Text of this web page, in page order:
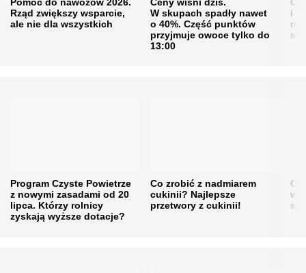
Rząd zwiększy wsparcie,
ale nie dla wszystkich
W skupach spadły nawet
o 40%. Część punktów
przyjmuje owoce tylko do
13:00
i
Program Czyste Powietrze
z nowymi zasadami od 20
lipca. Którzy rolnicy
zyskają wyższe dotacje?
Co zrobić z nadmiarem
cukinii? Najlepsze
przetwory z cukinii!
w